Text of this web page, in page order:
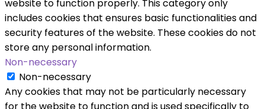
website to function properly. This category only
includes cookies that ensures basic functionalities and
security features of the website. These cookies do not
store any personal information.
Non-necessary
Non-necessary
Any cookies that may not be particularly necessary
for the website to function and is used specifically to